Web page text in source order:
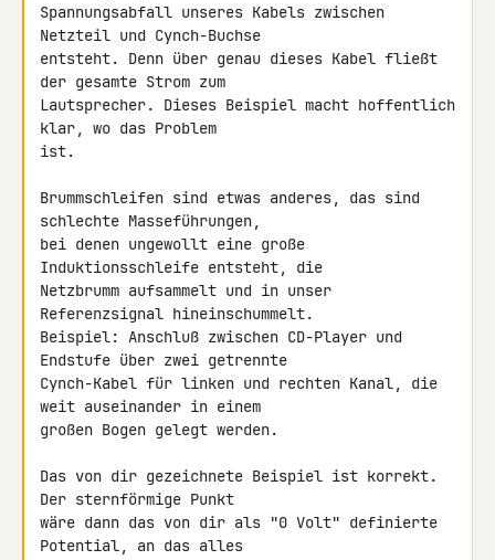
Spannungsabfall unseres Kabels zwischen
Netzteil und Cynch-Buchse
entsteht. Denn über genau dieses Kabel fließt
der gesamte Strom zum
Lautsprecher. Dieses Beispiel macht hoffentlich
klar, wo das Problem
ist.
Brummschleifen sind etwas anderes, das sind
schlechte Masseführungen,
bei denen ungewollt eine große
Induktionsschleife entsteht, die
Netzbrumm aufsammelt und in unser
Referenzsignal hineinschummelt.
Beispiel: Anschluß zwischen CD-Player und
Endstufe über zwei getrennte
Cynch-Kabel für linken und rechten Kanal, die
weit auseinander in einem
großen Bogen gelegt werden.
Das von dir gezeichnete Beispiel ist korrekt.
Der sternförmige Punkt
wäre dann das von dir als "0 Volt" definierte
Potential, an das alles